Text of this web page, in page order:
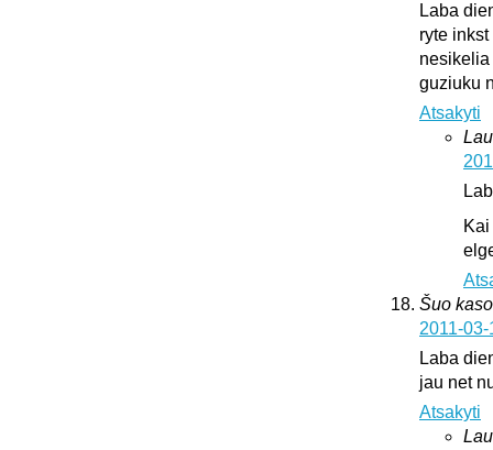
Laba
ryte
guziuku
Atsakyti
Šuo
2011-
Laba
jau net
Atsakyti